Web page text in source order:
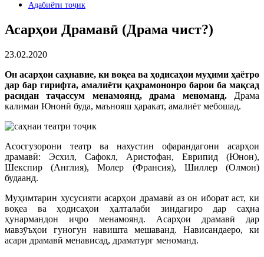
Адабиёти тоҷик
Асарҳои Драмавӣ (Драма чист?)
23.02.2020
Он асарҳои саҳнавие, ки воқеа ва ҳодисаҳои муҳими ҳаётро
дар бар гирифта, амалиёти қаҳрамононро барои ба мақсад
расидан таҷассум менамоянд, драма меноманд.Драма
калимаи Юнонӣ буда, маънояш ҳаракат, амалиёт мебошад.
Асосгузорони театр ва нахустин офарандагони асарҳои
драмавӣ: Эсхил, Сафокл, Аристофан, Еврипид (Юнон),
Шекспир (Англия), Молер (Франсия), Шиллер (Олмон)
будаанд.
Муҳимтарин хусусияти асарҳои драмавӣ аз он иборат аст, ки
воқеа ва ҳодисаҳои ҳалталаби зиндагиро дар саҳна
ҳунармандон иҷро менамоянд. Асарҳои драмавӣ дар
мавзӯъҳои гуногун навишта мешаванд. Нависандаеро, ки
асари драмавӣ менависад, драматург меноманд.